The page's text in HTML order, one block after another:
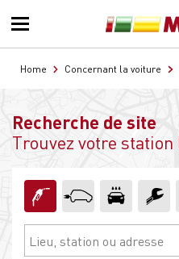
Recherche de site
Trouvez votre
Home Concernant la voiture